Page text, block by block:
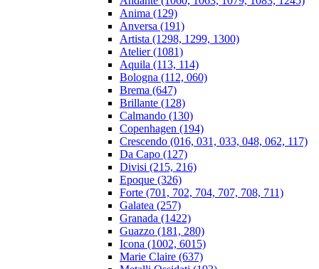
Anima (129)
Anversa (191)
Artista (1298, 1299, 1300)
Atelier (1081)
Aquila (113, 114)
Bologna (112, 060)
Brema (647)
Brillante (128)
Calmando (130)
Copenhagen (194)
Crescendo (016, 031, 033, 048, 062, 117)
Da Capo (127)
Divisi (215, 216)
Epoque (326)
Forte (701, 702, 704, 707, 708, 711)
Galatea (257)
Granada (1422)
Guazzo (181, 280)
Icona (1002, 6015)
Marie Claire (637)